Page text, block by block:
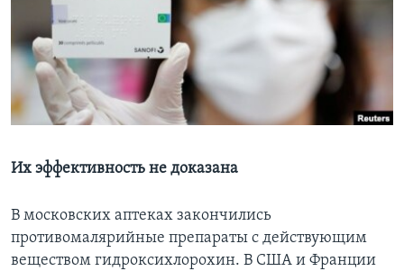
Learning English
СОЦИАЛЬНЫЕ СЕТИ
Языки
Их эффективность не доказана
В московских аптеках закончились
противомалярийные препараты с действующим
веществом гидроксихлорохин. В США и Франции